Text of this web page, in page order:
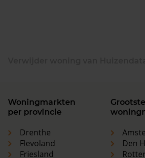
Woningmarkten
per provincie
Drenthe
Flevoland
Friesland
Grootste
Den